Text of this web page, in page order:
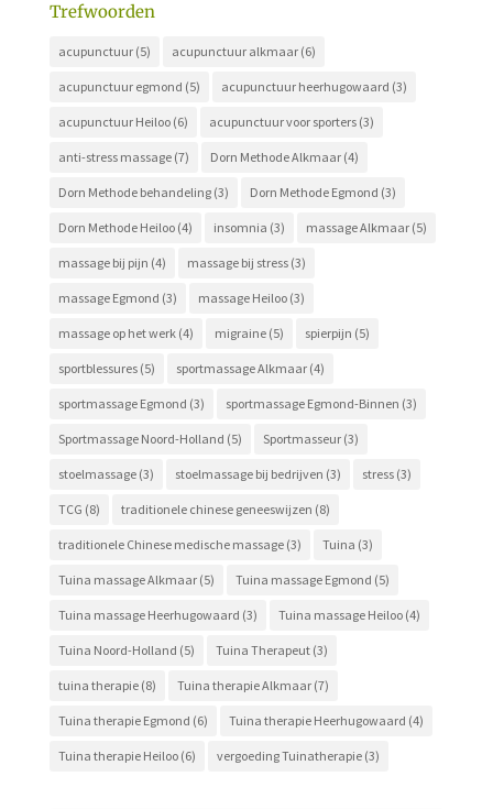
Trefwoorden
acupunctuur(5) acupunctuur alkmaar(6)
acupunctuur egmond (5) acupunctuur heerhugowaard (3)
acupunctuur Heiloo(6) acupunctuur voor sporters(3)
anti-stress massage(7) Dorn Methode Alkmaar(4)
Dorn Methode behandeling(3) Dorn Methode Egmond (3)
Dorn Methode Heiloo(4) insomnia (3) massage Alkmaar(5)
massage bij pijn (4) massage bij stress(3)
massage Egmond (3) massage Heiloo(3)
massage op het werk(4) migraine(5) spierpijn (5)
sportblessures(5) sportmassage Alkmaar(4)
sportmassage Egmond (3) sportmassage Egmond-Binnen (3)
Sportmassage Noord-Holland (5) Sportmasseur(3)
stoelmassage(3) stoelmassage bij bedrijven (3) stress(3)
TCG (8) traditionele chinese geneeswijzen (8)
traditionele Chinese medische massage(3) Tuina (3)
Tuina massage Alkmaar(5) Tuina massage Egmond (5)
Tuina massage Heerhugowaard (3) Tuina massage Heiloo(4)
Tuina Noord-Holland (5) Tuina Therapeut(3)
tuina therapie(8) Tuina therapie Alkmaar(7)
Tuina therapie Egmond (6) Tuina therapie Heerhugowaard (4)
Tuina therapie Heiloo(6) vergoeding Tuinatherapie(3)